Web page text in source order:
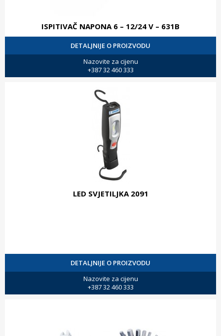
ISPITIVAČ NAPONA 6 – 12/24 V – 631B
DETALJNIJE O PROIZVODU
Nazovite za cijenu
+387 32 460 333
LED SVJETILJKA 2091
DETALJNIJE O PROIZVODU
Nazovite za cijenu
+387 32 460 333